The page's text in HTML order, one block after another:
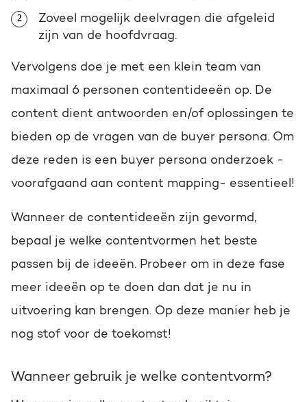
Zoveel mogelijk deelvragen die afgeleid
zijn van de hoofdvraag.
Vervolgens doe je met een klein team van
maximaal 6 personen contentideeën op. De
content dient antwoorden en/of oplossingen te
bieden op de vragen van de buyer persona. Om
deze reden is een buyer persona onderzoek -
voorafgaand aan content mapping- essentieel!
Wanneer de contentideeën zijn gevormd,
bepaal je welke contentvormen het beste
passen bij de ideeën. Probeer om in deze fase
meer ideeën op te doen dan dat je nu in
uitvoering kan brengen. Op deze manier heb je
nog stof voor de toekomst!
Wanneer gebruik je welke contentvorm?